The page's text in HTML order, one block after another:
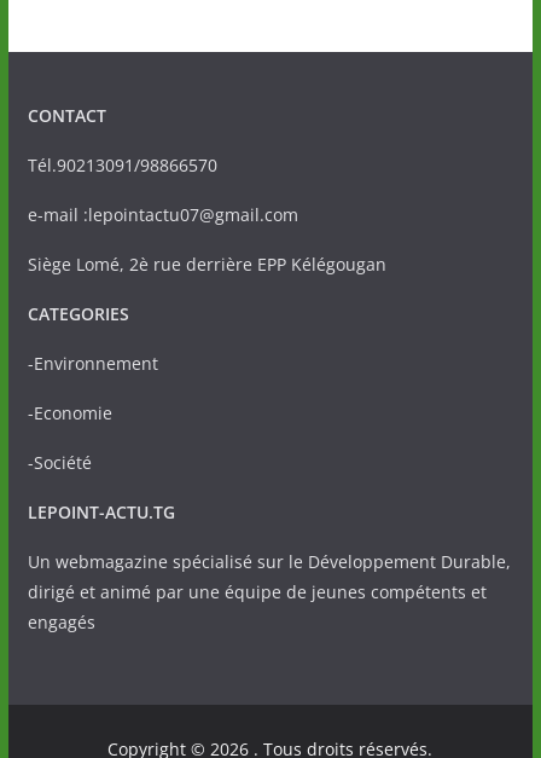
CONTACT
Tél.90213091/98866570
e-mail :lepointactu07@gmail.com
Siège Lomé, 2è rue derrière EPP Kélégougan
CATEGORIES
-Environnement
-Economie
-Société
LEPOINT-ACTU.TG
Un webmagazine spécialisé sur le Développement Durable,
dirigé et animé par une équipe de jeunes compétents et
engagés
Copyright © 2026 . Tous droits réservés.